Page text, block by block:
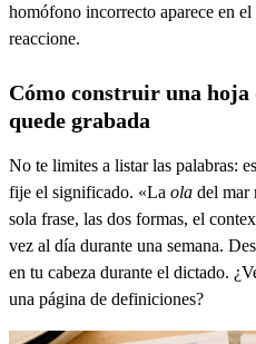
homófono incorrecto aparece en
reaccione.
Cómo construir una hoja
quede grabada
No te limites a listar las palabras:
fije el significado. «La ola del mar
sola frase, las dos formas, el
vez al día durante una semana.
en tu cabeza durante el dictado.
una página de definiciones?